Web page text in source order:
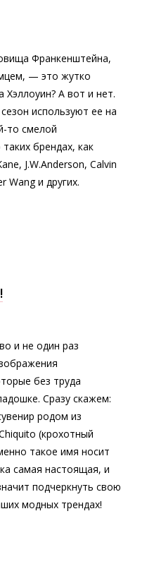
Франкенштейна,
— это жутко
Хэллоуин? А вот и нет.
используют ее на
то смелой
брендах, как
J.W.Anderson, Calvin
Wang и других.
и не один раз
без труда
Сразу скажем:
родом из
(крохотный
такое имя носит
самая настоящая, и
подчеркнуть свою
модных трендах!